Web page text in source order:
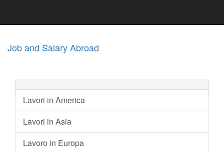
Job and Salary Abroad
Lavori in America
Lavori in Asia
Lavoro in Europa